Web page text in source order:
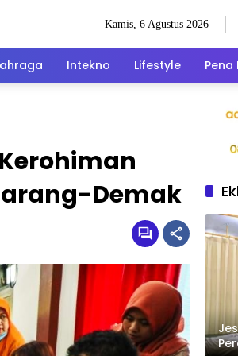
Kamis, 6 Agustus 2026
Intekno Lifestyle Pena
Demak